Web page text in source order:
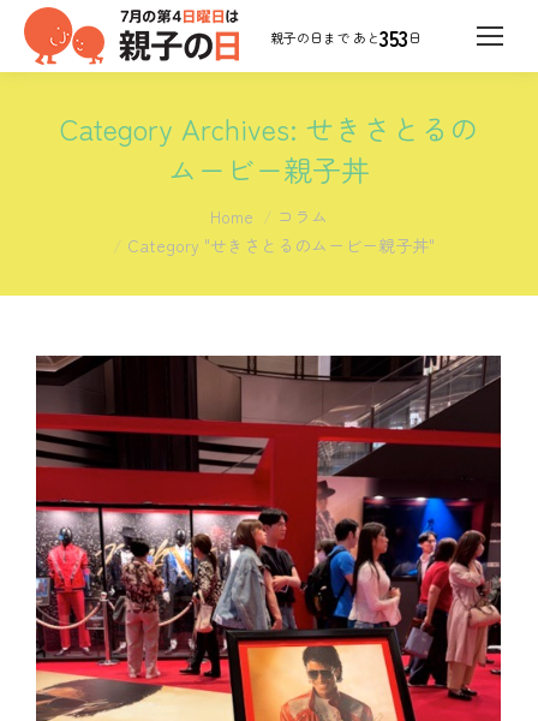
353日
Category Archives: せきさとるの
ムービー親子丼
Home
コラム
Category "せきさとるのムービー親子丼"